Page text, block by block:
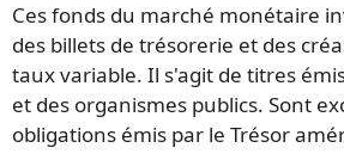
Ces fonds du marché monétaire
des billets de trésorerie et des
taux variable. Il s'agit de titres
et des organismes publics. Sont
obligations émis par le Trésor